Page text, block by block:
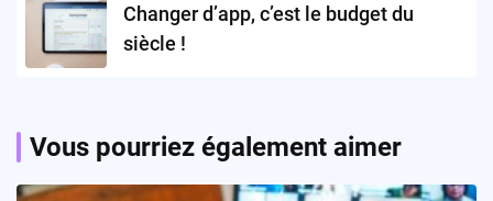
Changer d’app, c’est le budget du
siècle !
Vous pourriez également aimer